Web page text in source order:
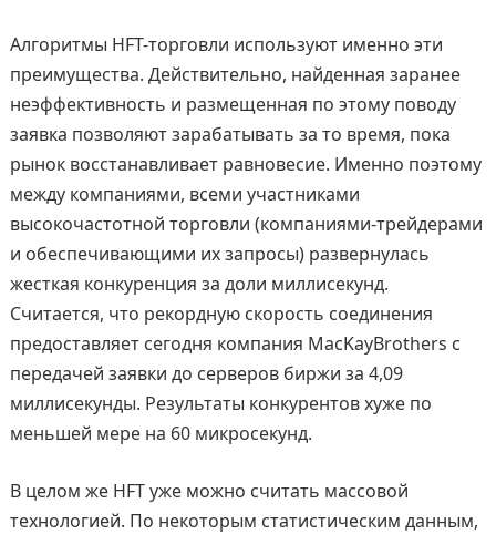
Алгоритмы HFT-торговли используют именно эти
преимущества. Действительно, найденная заранее
неэффективность и размещенная по этому поводу
заявка позволяют зарабатывать за то время, пока
рынок восстанавливает равновесие. Именно поэтому
между компаниями, всеми участниками
высокочастотной торговли (компаниями-трейдерами
и обеспечивающими их запросы) развернулась
жесткая конкуренция за доли миллисекунд.
Считается, что рекордную скорость соединения
предоставляет сегодня компания MacKayBrothers с
передачей заявки до серверов биржи за 4,09
миллисекунды. Результаты конкурентов хуже по
меньшей мере на 60 микросекунд.
В целом же HFT уже можно считать массовой
технологией. По некоторым статистическим данным,